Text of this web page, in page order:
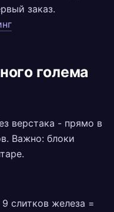
заказ.
голема
верстака - прямо в
Важно: блоки
слитков железа =